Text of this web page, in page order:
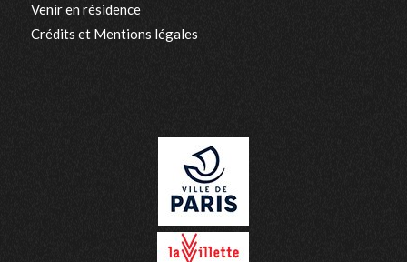
Venir en résidence
Crédits et Mentions légales